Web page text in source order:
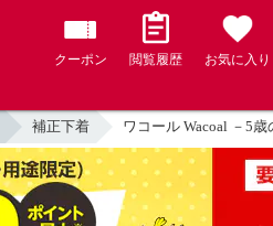
クーポン 閲覧履歴 お気に入り
補正下着 ワコール Wacoal －5